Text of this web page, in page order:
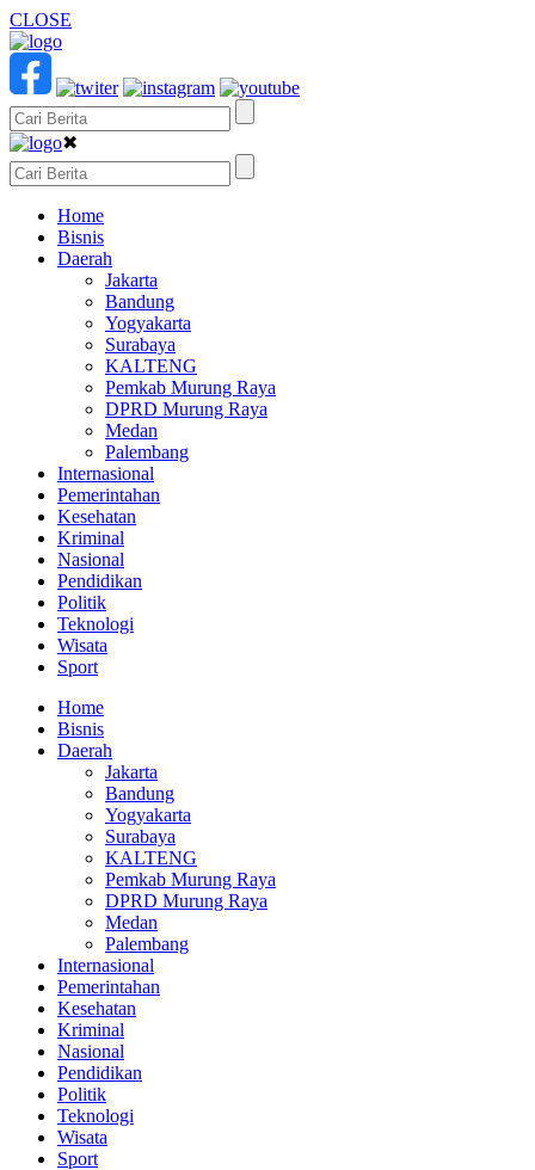
CLOSE
✖
Home
Bisnis
Daerah
Jakarta
Bandung
Yogyakarta
Surabaya
KALTENG
Pemkab Murung Raya
DPRD Murung Raya
Medan
Palembang
Internasional
Pemerintahan
Kesehatan
Kriminal
Nasional
Pendidikan
Politik
Teknologi
Wisata
Sport
Home
Bisnis
Daerah
Jakarta
Bandung
Yogyakarta
Surabaya
KALTENG
Pemkab Murung Raya
DPRD Murung Raya
Medan
Palembang
Internasional
Pemerintahan
Kesehatan
Kriminal
Nasional
Pendidikan
Politik
Teknologi
Wisata
Sport